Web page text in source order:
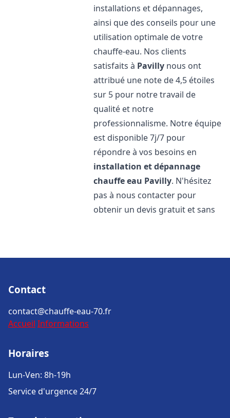
installations et dépannages,
ainsi que des conseils pour une
utilisation optimale de votre
chauffe-eau. Nos clients
satisfaits à Pavilly nous ont
attribué une note de 4,5 étoiles
sur 5 pour notre travail de
qualité et notre
professionnalisme. Notre équipe
est disponible 7j/7 pour
répondre à vos besoins en
installation et dépannage
chauffe eau Pavilly. N'hésitez
pas à nous contacter pour
obtenir un devis gratuit et sans
Contact
contact@chauffe-eau-70.fr
Accueil Informations
Horaires
Lun-Ven: 8h-19h
Service d'urgence 24/7